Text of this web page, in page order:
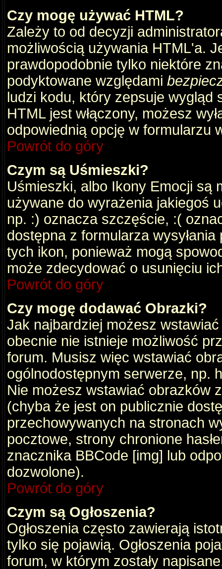
Czy mogę używać HTML?
Zależy to od decyzji
możliwością używania HTML'a.
prawdopodobnie tylko niektóre
podyktowane względami
ludzi kodu, który zepsuje wygląd
HTML jest włączony, możesz
odpowiednią opcję w formularzu
Powrót do góry
Czym są Uśmieszki?
Uśmieszki, albo Ikony Emocji są
używane do wyrażenia jakiegoś
np. :) oznacza szczęście, :(
dostępna z formularza
tych ikon, ponieważ mogą
może zdecydować o usunięciu
Powrót do góry
Czy mogę dodawać Obrazki?
Jak najbardziej możesz
obecnie nie istnieje możliwość
forum. Musisz więc wstawiać
ogólnodostępnym serwerze, np.
Nie możesz wstawiać obrazków
(chyba że jest on publicznie
przechowywanych na stronach
pocztowe, strony chronione
znacznika BBCode [img] lub
dozwolone).
Powrót do góry
Czym są Ogłoszenia?
Ogłoszenia często zawierają
tylko się pojawią. Ogłoszenia
forum, w którym zostały